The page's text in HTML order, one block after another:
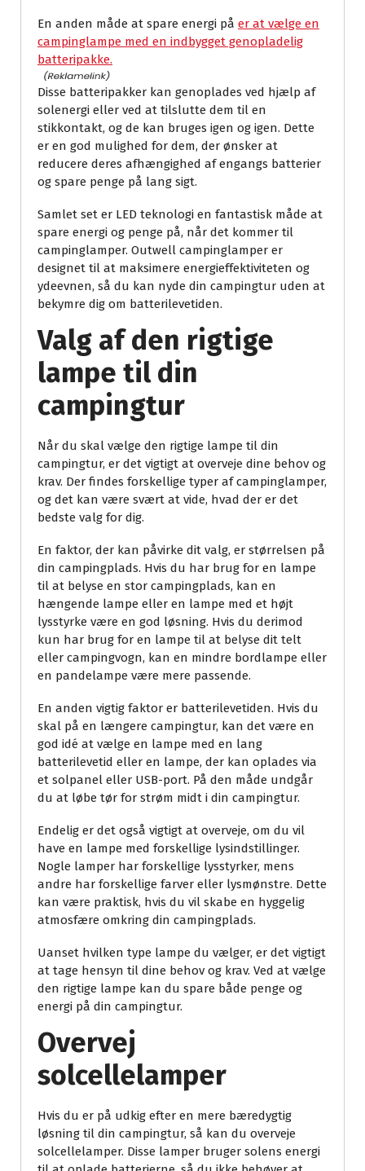
En anden måde at spare energi på er at vælge en
campinglampe med en indbygget genopladelig
batteripakke.
Disse batteripakker kan genoplades ved hjælp af
solenergi eller ved at tilslutte dem til en
stikkontakt, og de kan bruges igen og igen. Dette
er en god mulighed for dem, der ønsker at
reducere deres afhængighed af engangs batterier
og spare penge på lang sigt.
Samlet set er LED teknologi en fantastisk måde at
spare energi og penge på, når det kommer til
campinglamper. Outwell campinglamper er
designet til at maksimere energieffektiviteten og
ydeevnen, så du kan nyde din campingtur uden at
bekymre dig om batterilevetiden.
Valg af den rigtige
lampe til din
campingtur
Når du skal vælge den rigtige lampe til din
campingtur, er det vigtigt at overveje dine behov og
krav. Der findes forskellige typer af campinglamper,
og det kan være svært at vide, hvad der er det
bedste valg for dig.
En faktor, der kan påvirke dit valg, er størrelsen på
din campingplads. Hvis du har brug for en lampe
til at belyse en stor campingplads, kan en
hængende lampe eller en lampe med et højt
lysstyrke være en god løsning. Hvis du derimod
kun har brug for en lampe til at belyse dit telt
eller campingvogn, kan en mindre bordlampe eller
en pandelampe være mere passende.
En anden vigtig faktor er batterilevetiden. Hvis du
skal på en længere campingtur, kan det være en
god idé at vælge en lampe med en lang
batterilevetid eller en lampe, der kan oplades via
et solpanel eller USB-port. På den måde undgår
du at løbe tør for strøm midt i din campingtur.
Endelig er det også vigtigt at overveje, om du vil
have en lampe med forskellige lysindstillinger.
Nogle lamper har forskellige lysstyrker, mens
andre har forskellige farver eller lysmønstre. Dette
kan være praktisk, hvis du vil skabe en hyggelig
atmosfære omkring din campingplads.
Uanset hvilken type lampe du vælger, er det vigtigt
at tage hensyn til dine behov og krav. Ved at vælge
den rigtige lampe kan du spare både penge og
energi på din campingtur.
Overvej
solcellelamper
Hvis du er på udkig efter en mere bæredygtig
løsning til din campingtur, så kan du overveje
solcellelamper. Disse lamper bruger solens energi